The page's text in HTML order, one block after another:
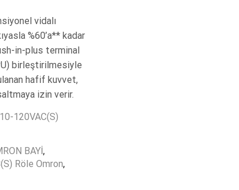
vidalı
%60’a** kadar
in-plus terminal
birleştirilmesiyle
hafif kuvvet,
izin verir.
120VAC(S)
BAYİ,
Röle Omron,